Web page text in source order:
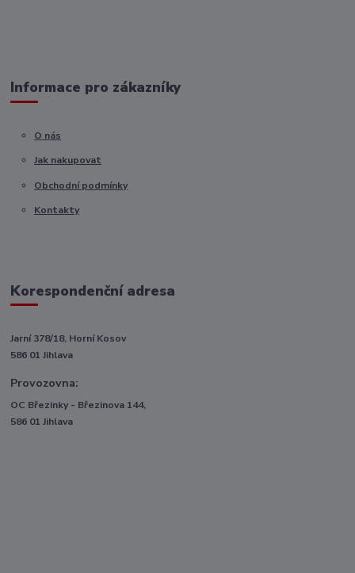
Informace pro zákazníky
O nás
Jak nakupovat
Obchodní podmínky
Kontakty
Korespondenční adresa
Jarní 378/18, Horní Kosov
586 01 Jihlava
Provozovna:
OC Březinky - Březinova 144,
586 01 Jihlava